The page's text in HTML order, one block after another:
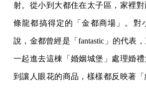
射。從小到大都住在太子區，家裡
條龍都搞得定的「金都商場」。對
說，金都曾經是「fantastic」的代表
一起進去這棟「婚姻城堡」處理婚
到讓人眼花的商品，樣樣都反映著